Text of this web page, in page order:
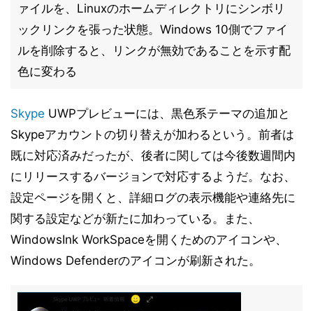
ァイルを、Linuxのホームディレクトリにシンボリ
ックリンクを張った状態。Windows 10側でファイ
ルを削除すると、リンクが無効であることを示す配
色に変わる
Skype UWPプレビューには、黒色系テーマの追加と
Skypeアカウントの切り替えが加わるという。前者は
既に対応済みだったが、後者に関しては今後数週間内
にリリースするバージョンで対応するようだ。なお、
設定ページを開くと、詳細ログの表示機能や連絡先に
関する設定などが新たに加わっている。また、
WindowsInk WorkSpaceを開くためのアイコンや、
Windows Defenderのアイコンが刷新された。